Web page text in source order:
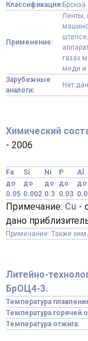
Классификация:
Применение:
Ленты,
газах
меди и
Зарубежные
аналоги:
Нет
Химический
- 2006
Fe Si Ni P Al
до
0.05
до
0.002
до
0.3
до
0.03
до
Примечание: Cu -
дано
Примечание: Также
Литейно-
БрОЦ4-3.
Температура
Температура горячей
Температура отжига: